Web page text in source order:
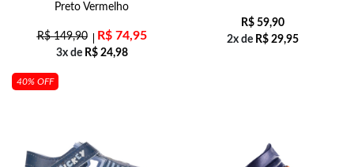
Preto Vermelho
R$149,90 R$74,95
3x de R$24,98
R$59,90
2x de R$29,95
40% OFF